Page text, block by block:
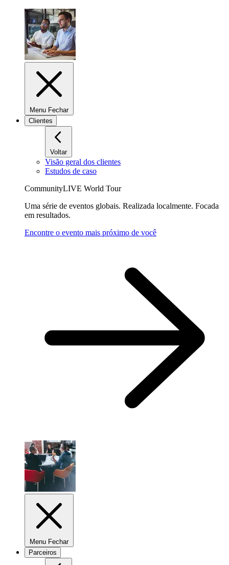
Menu Fechar
Clientes
Voltar
Visão geral dos clientes
Estudos de caso
CommunityLIVE World Tour
Uma série de eventos globais. Realizada localmente. Focada
em resultados.
Encontre o evento mais próximo de você
Menu Fechar
Parceiros